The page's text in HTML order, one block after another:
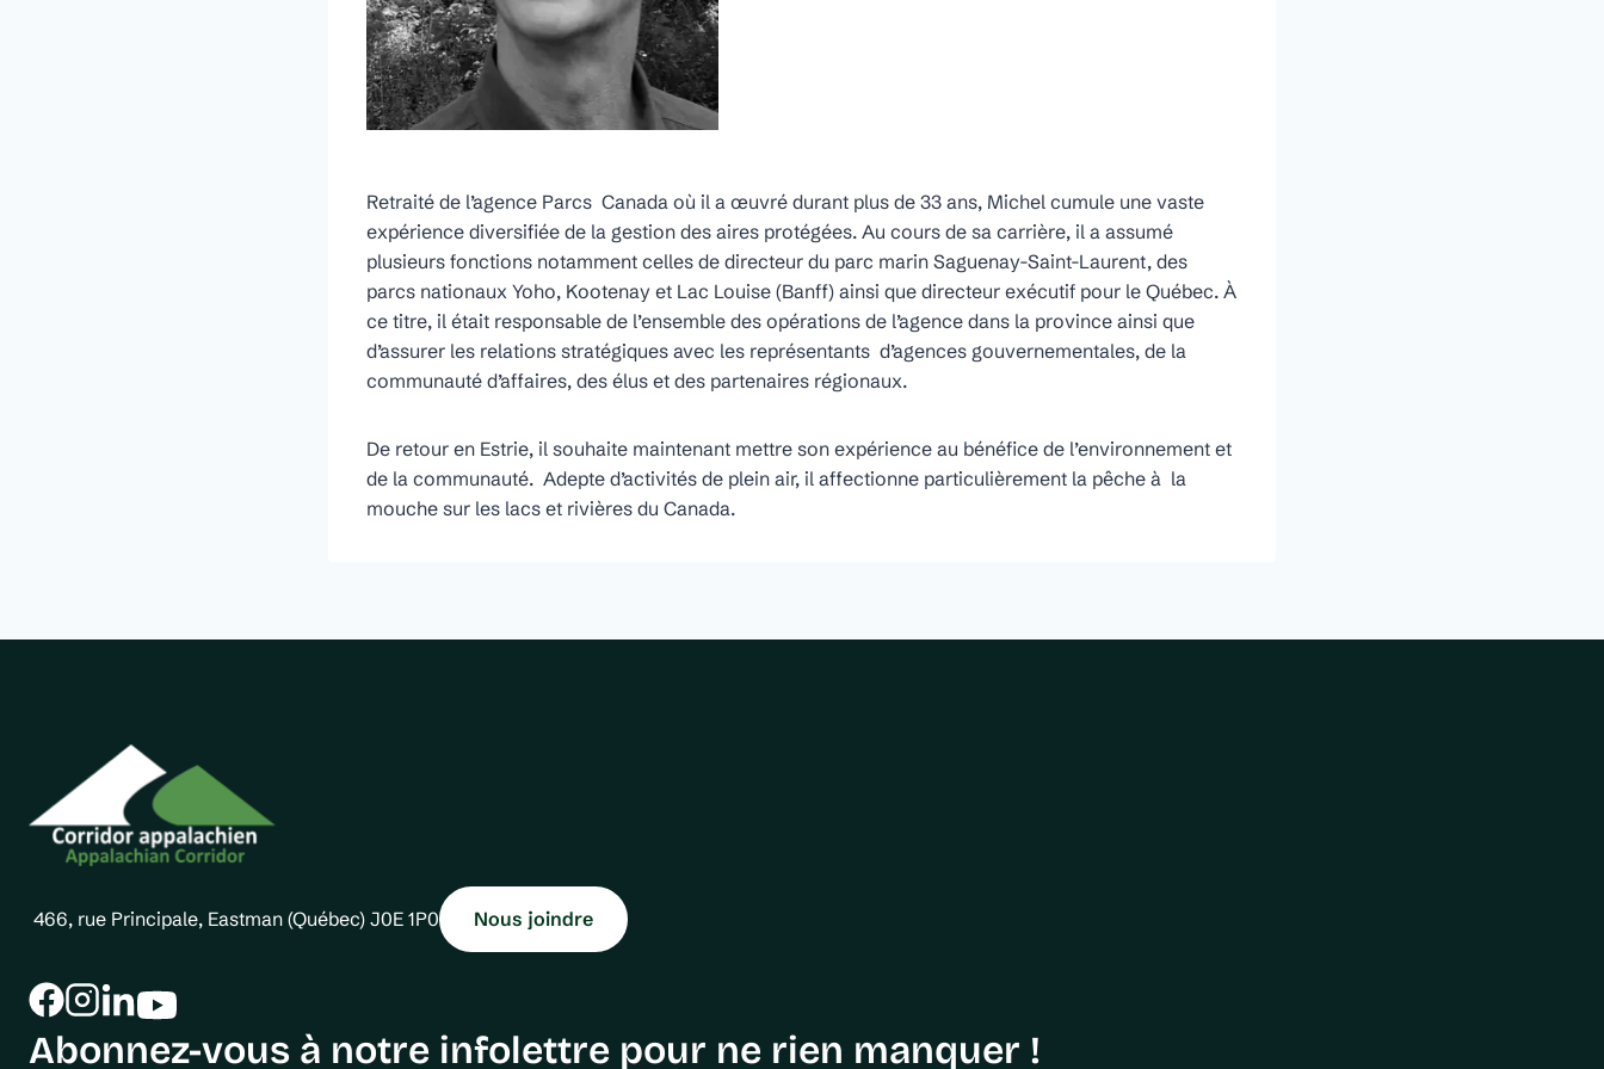
Retraité de l’agence Parcs Canada où il a œuvré durant plus de 33 ans, Michel cumule une vaste
expérience diversifiée de la gestion des aires protégées. Au cours de sa carrière, il a assumé
plusieurs fonctions notamment celles de directeur du parc marin Saguenay-Saint-Laurent, des
parcs nationaux Yoho, Kootenay et Lac Louise (Banff) ainsi que directeur exécutif pour le Québec. À
ce titre, il était responsable de l’ensemble des opérations de l’agence dans la province ainsi que
d’assurer les relations stratégiques avec les représentants d’agences gouvernementales, de la
communauté d’affaires, des élus et des partenaires régionaux.
De retour en Estrie, il souhaite maintenant mettre son expérience au bénéfice de l’environnement et
de la communauté. Adepte d’activités de plein air, il affectionne particulièrement la pêche à la
mouche sur les lacs et rivières du Canada.
466, rue Principale, Eastman (Québec) J0E 1P0 Nous joindre
Abonnez-vous à notre infolettre pour ne rien manquer !